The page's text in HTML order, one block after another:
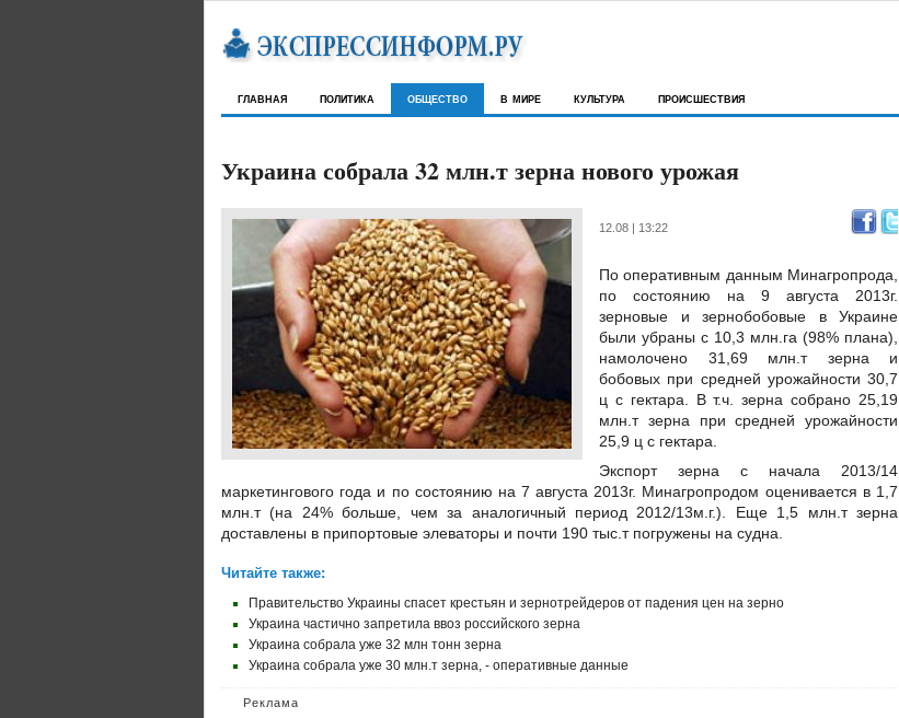
главная политика общество в мире культура происшествия
Украина собрала 32 млн.т зерна нового урожая
12.08 | 13:22
По оперативным данным Минагропрода,
по состоянию на 9 августа 2013г.
зерновые и зернобобовые в Украине
были убраны с 10,3 млн.га (98% плана),
намолочено 31,69 млн.т зерна и
бобовых при средней урожайности 30,7
ц с гектара. В т.ч. зерна собрано 25,19
млн.т зерна при средней урожайности
25,9 ц с гектара.
Экспорт зерна с начала 2013/14
маркетингового года и по состоянию на 7 августа 2013г. Минагропродом оценивается в 1,7
млн.т (на 24% больше, чем за аналогичный период 2012/13м.г.). Еще 1,5 млн.т зерна
доставлены в припортовые элеваторы и почти 190 тыс.т погружены на судна.
Читайте также:
Правительство Украины спасет крестьян и зернотрейдеров от падения цен на зерно
Украина частично запретила ввоз российского зерна
Украина собрала уже 32 млн тонн зерна
Украина собрала уже 30 млн.т зерна, - оперативные данные
Реклама